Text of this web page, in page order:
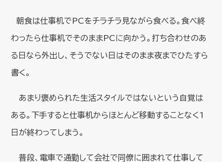
朝食は仕事机でPCをチラチラ見ながら食べる。食べ終
わったら仕事机でそのままPCに向かう。打ち合わせのあ
る日なら外出し、そうでない日はそのまま夜までひたすら
書く。
あまり褒められた生活スタイルではないという自覚は
ある。下手すると仕事机からほとんど移動することなく1
日が終わってしまう。
普段、電車で通勤して会社で同僚に囲まれて仕事して